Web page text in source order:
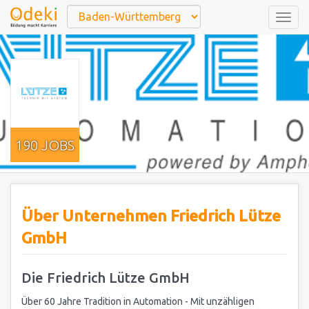
190 JOBS
Über Unternehmen Friedrich Lütze
GmbH
Die Friedrich Lütze GmbH
Über 60 Jahre Tradition in Automation - Mit unzähligen